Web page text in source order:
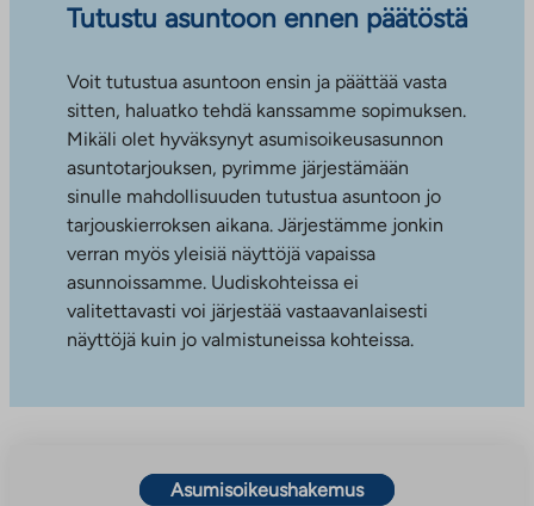
Tutustu asuntoon ennen päätöstä
Voit tutustua asuntoon ensin ja päättää vasta
sitten, haluatko tehdä kanssamme sopimuksen.
Mikäli olet hyväksynyt asumisoikeusasunnon
asuntotarjouksen, pyrimme järjestämään
sinulle mahdollisuuden tutustua asuntoon jo
tarjouskierroksen aikana. Järjestämme jonkin
verran myös yleisiä näyttöjä vapaissa
asunnoissamme. Uudiskohteissa ei
valitettavasti voi järjestää vastaavanlaisesti
näyttöjä kuin jo valmistuneissa kohteissa.
Asumisoikeushakemus